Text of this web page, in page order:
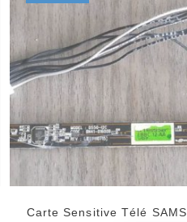
Carte Sensitive Télé